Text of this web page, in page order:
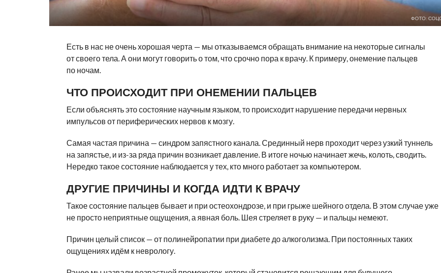
ФОТО:
Есть в нас не очень хорошая черта — мы отказываемся обращать внимание на некоторые сигналы
от своего тела. А они могут говорить о том, что срочно пора к врачу. К примеру, онемение пальцев
по ночам.
ЧТО ПРОИСХОДИТ ПРИ ОНЕМЕНИИ ПАЛЬЦЕВ
Если объяснять это состояние научным языком, то происходит нарушение передачи нервных
импульсов от периферических нервов к мозгу.
Самая частая причина — синдром запястного канала. Срединный нерв проходит через узкий туннель
на запястье, и из-за ряда причин возникает давление. В итоге ночью начинает жечь, колоть, сводить.
Нередко такое состояние наблюдается у тех, кто много работает за компьютером.
ДРУГИЕ ПРИЧИНЫ И КОГДА ИДТИ К ВРАЧУ
Такое состояние пальцев бывает и при остеохондрозе, и при грыже шейного отдела. В этом случае уже
не просто неприятные ощущения, а явная боль. Шея стреляет в руку — и пальцы немеют.
Причин целый список — от полинейропатии при диабете до алкоголизма. При постоянных таких
ощущениях идём к неврологу.